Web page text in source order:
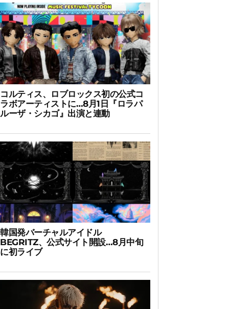
コルティス、ロブロックス初の公式コ
ラボアーティストに…8月1日『ロラパ
ルーザ・シカゴ』出演と連動
韓国発バーチャルアイドル
BEGRITZ、公式サイト開設…8月中旬
に初ライブ